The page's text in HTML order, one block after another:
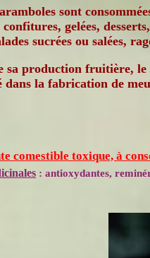
sont
gelées,
sucrées ou salées,
sa production fruitière,
dans la fabrication de
comestible toxique, à
: antioxydantes,